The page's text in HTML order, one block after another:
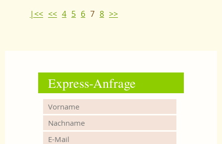
|<< << 4 5 6 7 8 >>
Express-Anfrage